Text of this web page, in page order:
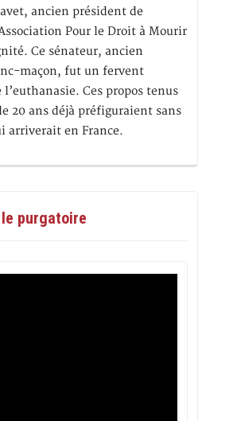
ancien président de
Pour le Droit à Mourir
Ce sénateur, ancien
maçon, fut un fervent
Ces propos tenus
20 ans déjà préfiguraient sans
arriverait en France.
purgatoire